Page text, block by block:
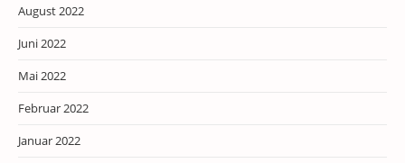
August 2022
Juni 2022
Mai 2022
Februar 2022
Januar 2022